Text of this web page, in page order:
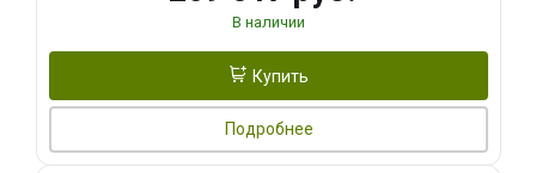
В наличии
Купить
Подробнее